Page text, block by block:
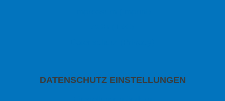
DATENSCHUTZ EINSTELLUNGEN